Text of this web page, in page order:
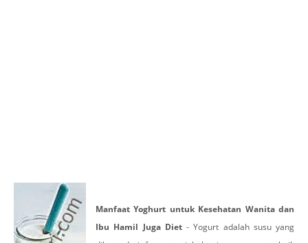
Manfaat Yoghurt untuk Kesehatan Wanita dan
Ibu Hamil Juga Diet- Yogurt adalah susu yang